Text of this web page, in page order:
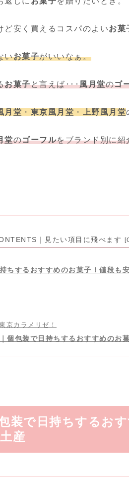
ど安く買えるコスパのよいお菓
いお菓子がいいなぁ。
お菓子と言えば･･･風月堂のゴ
月堂 ・ 東京風月堂 ・ 上野風月堂
堂のゴーフルをブランド別に紹
｜見たい項目に飛べます
ちするおすすめのお菓子！値段も
京カラメリゼ！
個包装で日持ちするおすすめのお
装で日持ちするお
産